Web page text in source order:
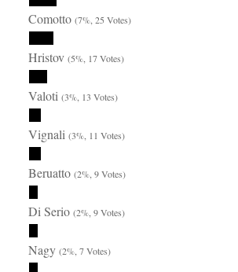
Comotto(7%, 25 Votes)
Hristov(5%, 17 Votes)
Valoti(3%, 13 Votes)
Vignali(3%, 11 Votes)
Beruatto(2%, 9 Votes)
Di Serio(2%, 9 Votes)
Nagy(2%, 7 Votes)